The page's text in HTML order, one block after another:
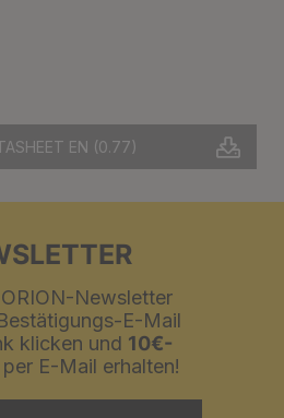
EN (0.77)
Newsletter
E-Mail
klicken und 10€-
per E-Mail erhalten!